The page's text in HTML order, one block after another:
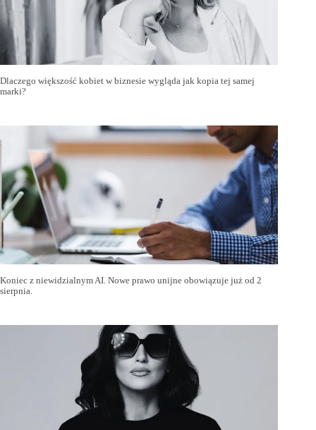
Dlaczego większość kobiet w biznesie wygląda jak kopia tej samej
marki?
Koniec z niewidzialnym AI. Nowe prawo unijne obowiązuje już od 2
sierpnia.